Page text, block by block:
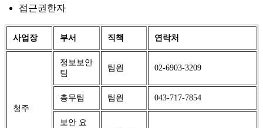
접근권한자
사업장 부서 직책 연락처
청주
정보보안
팀
팀원 02-6903-3209
총무팀 팀원 043-717-7854
보안 요